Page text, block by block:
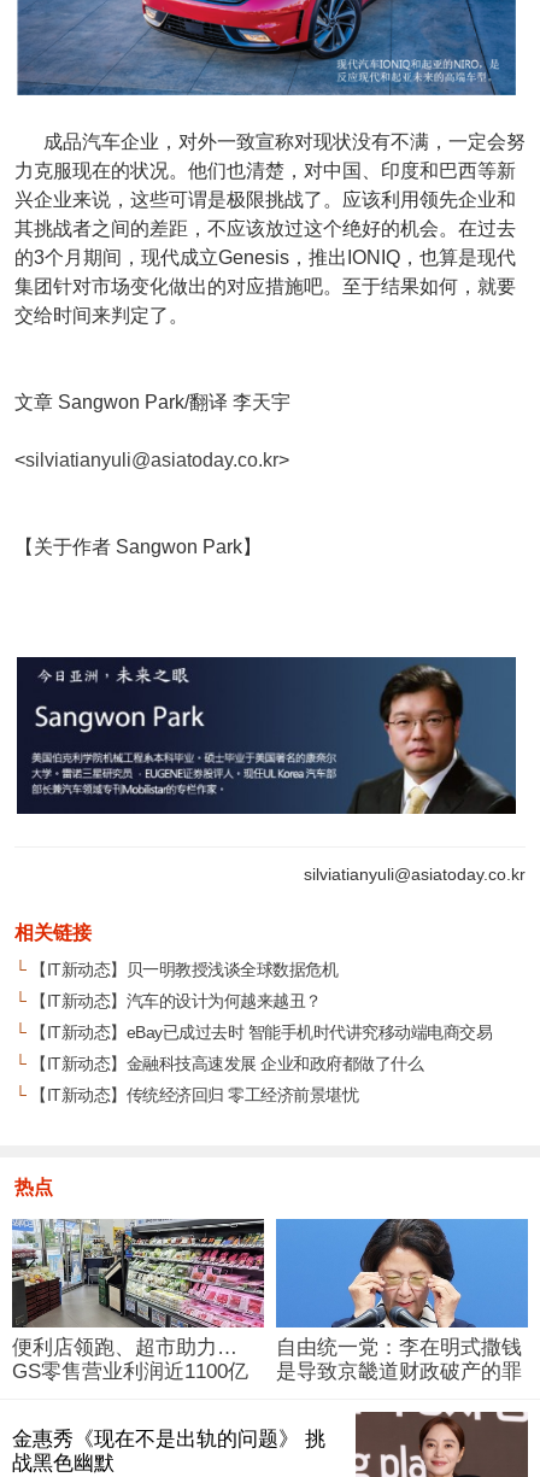
成品汽车企业，对外一致宣称对现状没有不满，一定会努
力克服现在的状况。他们也清楚，对中国、印度和巴西等新
兴企业来说，这些可谓是极限挑战了。应该利用领先企业和
其挑战者之间的差距，不应该放过这个绝好的机会。在过去
的3个月期间，现代成立Genesis，推出IONIQ，也算是现代
集团针对市场变化做出的对应措施吧。至于结果如何，就要
交给时间来判定了。
文章 Sangwon Park/翻译 李天宇
<silviatianyuli@asiatoday.co.kr>
【关于作者 Sangwon Park】
silviatianyuli@asiatoday.co.kr
相关链接
└【IT新动态】贝一明教授浅谈全球数据危机
└【IT新动态】汽车的设计为何越来越丑？
└【IT新动态】eBay已成过去时 智能手机时代讲究移动端电商交易
└【IT新动态】金融科技高速发展 企业和政府都做了什么
└【IT新动态】传统经济回归 零工经济前景堪忧
热点
便利店领跑、超市助力…
GS零售营业利润近1100亿
自由统一党：李在明式撒钱
是导致京畿道财政破产的罪
金惠秀《现在不是出轨的问题》 挑
战黑色幽默